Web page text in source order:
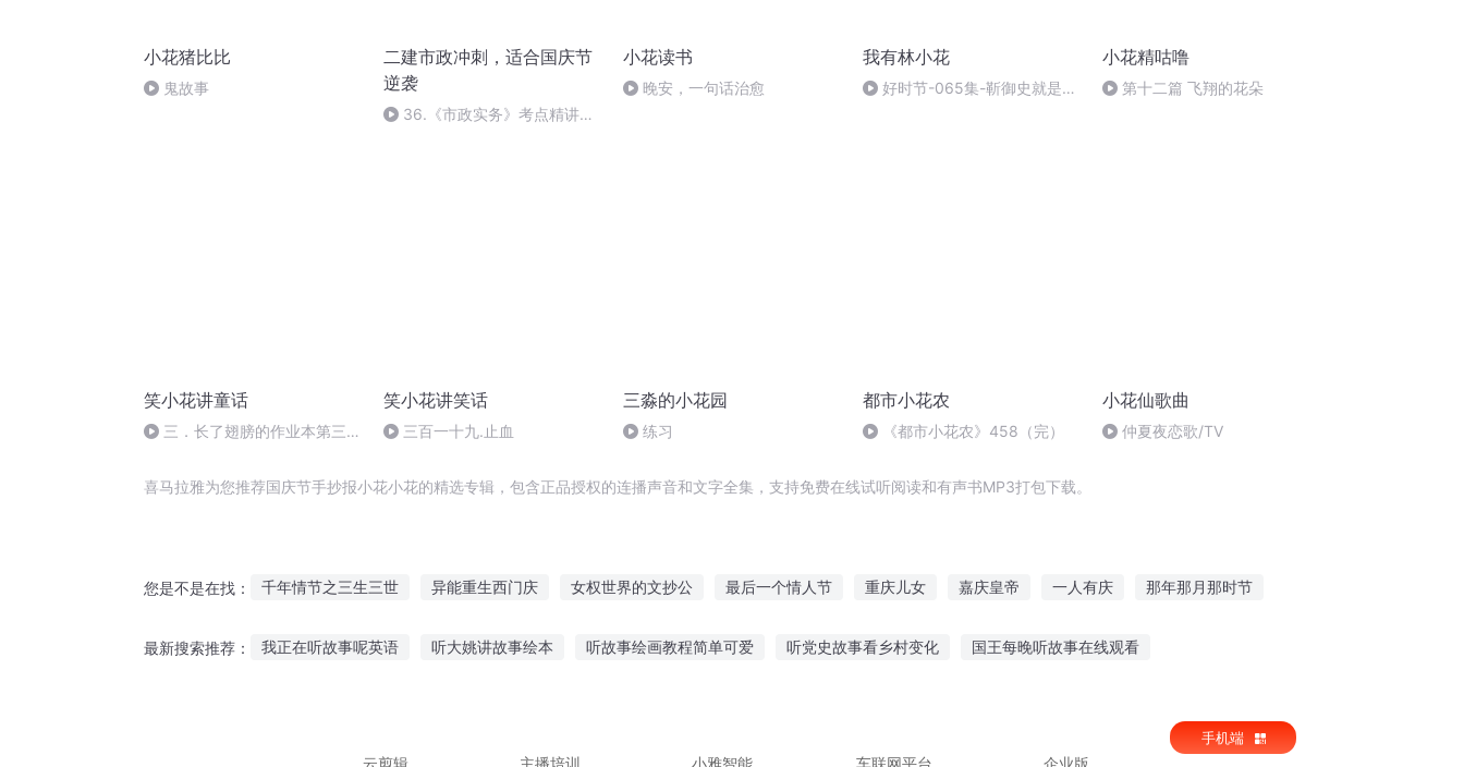
小花猪比比
鬼故事
二建市政冲刺，适合国庆节
逆袭
36.《市政实务》考点精讲第
小花读书
晚安，一句话治愈
我有林小花
好时节-065集-靳御史就是这
小花精咕噜
第十二篇 飞翔的花朵
笑小花讲童话
三．长了翅膀的作业本第三部
笑小花讲笑话
三百一十九.止血
三淼的小花园
练习
都市小花农
《都市小花农》458（完）
小花仙歌曲
仲夏夜恋歌/TV
喜马拉雅为您推荐国庆节手抄报小花小花的精选专辑，包含正品授权的连播声音和文字全集，支持免费在线试听阅读和有声书MP3打包下载。
您是不是在找： 千年情节之三生三世 异能重生西门庆 女权世界的文抄公 最后一个情人节 重庆儿女 嘉庆皇帝 一人有庆 那年那月那时节
最新搜索推荐： 我正在听故事呢英语 听大姚讲故事绘本 听故事绘画教程简单可爱 听党史故事看乡村变化 国王每晚听故事在线观看
云剪辑
主播培训 小雅智能 车联网平台 企业版
手机端